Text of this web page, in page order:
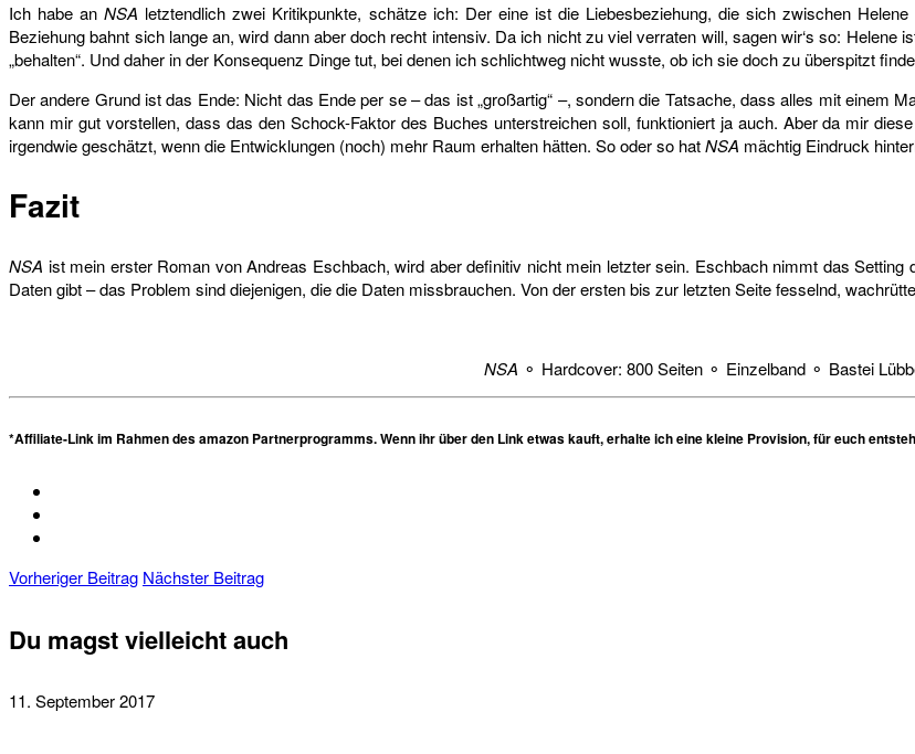
Ich habe anNSA letztendlich zwei Kritikpunkte, schätze ich: Der eine ist die Liebesbeziehung, die sich zwischen
Beziehung bahnt sich lange an, wird dann aber doch recht intensiv. Da ich nicht zu viel verraten will, sagen wir‘s so:
„behalten“. Und daher in der Konsequenz Dinge tut, bei denen ich schlichtweg nicht wusste, ob ich sie doch zu überspitzt
Der andere Grund ist das Ende: Nicht das Ende per se – das ist „großartig“ –, sondern die Tatsache, dass alles mit einem
kann mir gut vorstellen, dass das den Schock-Faktor des Buches unterstreichen soll, funktioniert ja auch. Aber da mir
irgendwie geschätzt, wenn die Entwicklungen (noch) mehr Raum erhalten hätten. So oder so hatNSA mächtig Eindruck
Fazit
NSA ist mein erster Roman von Andreas Eschbach, wird aber definitiv nicht mein letzter sein. Eschbach nimmt das
Daten gibt – das Problem sind diejenigen, die die Daten missbrauchen. Von der ersten bis zur letzten Seite fesselnd,
NSA ⚬ Hardcover: 800 Seiten ⚬ Einzelband ⚬ Bastei
*Affiliate-Link im Rahmen des amazon Partnerprogramms. Wenn ihr über den Link etwas kauft, erhalte ich eine kleine Provision, für euch
Vorheriger Beitrag Nächster Beitrag
Du magst vielleicht auch
11. September 2017